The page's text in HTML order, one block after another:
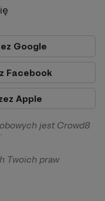
Google
Facebook
Apple
jest Crowd8
i Wigury 16, 02-
przetwarzane w
zawartej z Tobą, w
Twoich praw
o ochronie